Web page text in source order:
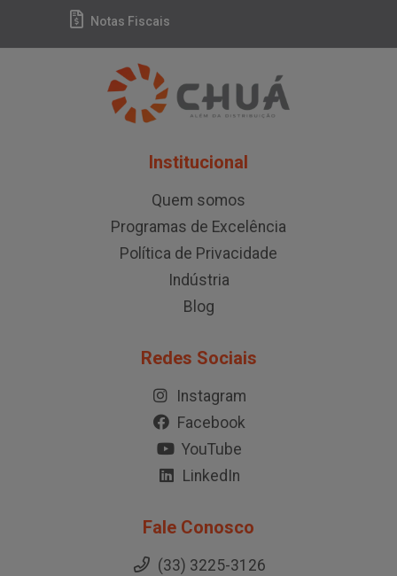
Notas Fiscais
Institucional
Quem somos
Programas de Excelência
Política de Privacidade
Indústria
Blog
Redes Sociais
Instagram
Facebook
YouTube
LinkedIn
Fale Conosco
(33) 3225-3126